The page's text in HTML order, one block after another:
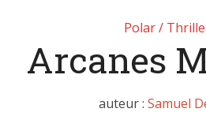
Polar /
Arcanes
auteur : Samuel